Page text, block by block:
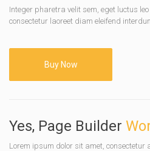
Integer pharetra velit sem, eget luctus
consectetur laoreet diam eleifend
Buy Now
Yes, Page Builder
Lorem ipsum dolor sit amet, consectetur